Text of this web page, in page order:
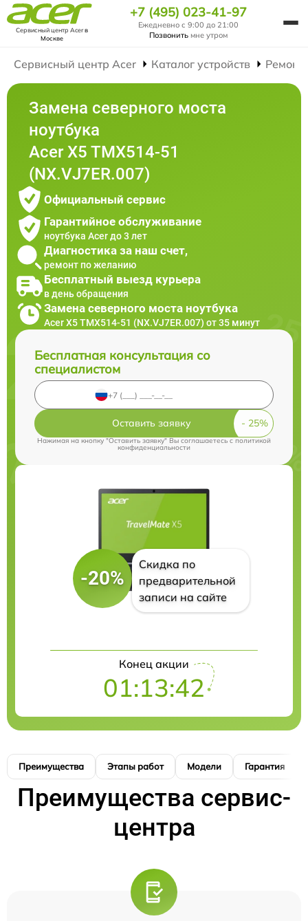
Сервисный центр Acerв
Москве
+7 (495) 023-41-97
Ежедневно с 9:00 до 21:00
Позвонить мне утром
Сервисный центр Acer Каталог устройств Ремонт
Замена северного моста
ноутбука
Acer X5 TMX514-51
(NX.VJ7ER.007)
Официальный сервис
Гарантийное обслуживание
ноутбука Acer до 3 лет
Диагностика за наш счет,
ремонт по желанию
Бесплатный выезд курьера
в день обращения
Замена северного моста ноутбука
Acer X5 TMX514-51 (NX.VJ7ER.007) от 35 минут
Бесплатная консультация со
специалистом
Оставить заявку
Нажимая на кнопку "Оставить заявку" Вы соглашаетесь cполитикой
конфиденциальности
-20%
Скидка по
предварительной
записи на сайте
Конец акции
01:13:41
Преимущества Этапы работ Модели Гарантия
Преимущества сервис-
центра